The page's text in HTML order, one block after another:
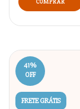
41%
OFF
FRETE GRÁTIS